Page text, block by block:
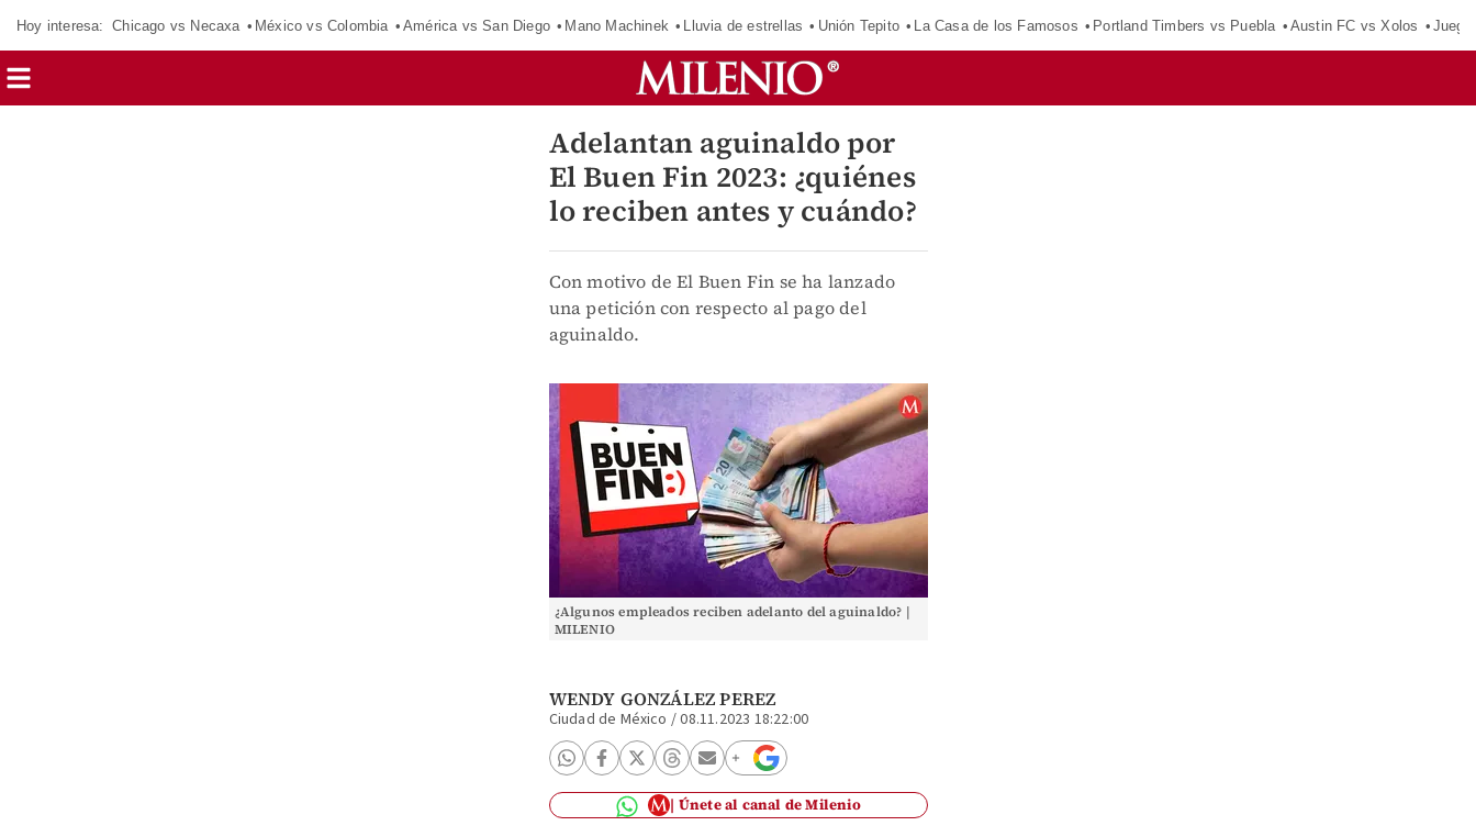
Hoy interesa: Chicago vs Necaxa México vs Colombia América vs San Diego Mano Machinek Lluvia de estrellas Unión Tepito La Casa de los Famosos Portland Timbers vs Puebla Austin FC vs Xolos
Adelantan aguinaldo por
El Buen Fin 2023: ¿quiénes
lo reciben antes y cuándo?
Con motivo de El Buen Fin se ha lanzado
una petición con respecto al pago del
aguinaldo.
¿Algunos empleados reciben adelanto del aguinaldo? |
MILENIO
WENDY GONZÁLEZ PEREZ
Ciudad de México /08.11.2023 18:22:00
Únete al canal de Milenio